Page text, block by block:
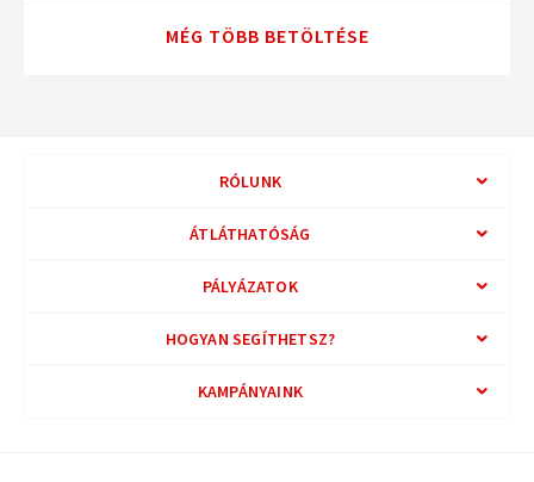
MÉG TÖBB BETÖLTÉSE
RÓLUNK
ÁTLÁTHATÓSÁG
PÁLYÁZATOK
HOGYAN SEGÍTHETSZ?
KAMPÁNYAINK